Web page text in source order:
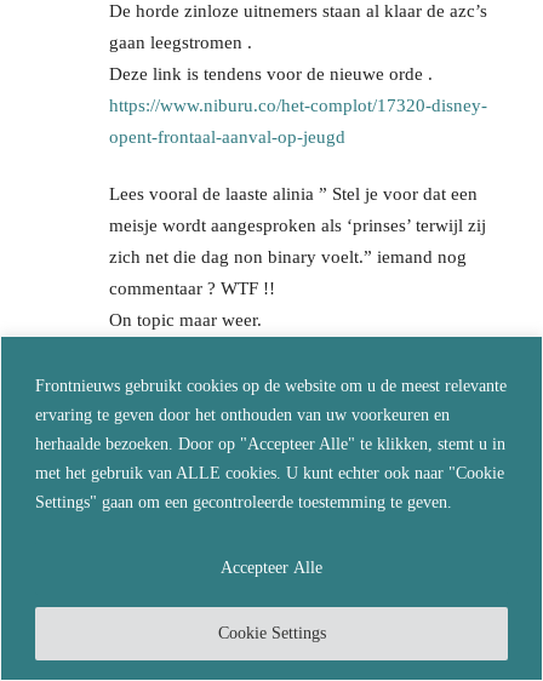
Frontnieuws gebruikt cookies op de website om u de meest relevante
ervaring te geven door het onthouden van uw voorkeuren en
herhaalde bezoeken. Door op "Accepteer Alle" te klikken, stemt u in
met het gebruik van ALLE cookies. U kunt echter ook naar "Cookie
Settings" gaan om een gecontroleerde toestemming te geven.
Cookie Settings
Accepteer Alle
De horde zinloze uitnemers staan al klaar de azc’s
gaan leegstromen .
Deze link is tendens voor de nieuwe orde .
https://www.niburu.co/het-complot/17320-disney-
opent-frontaal-aanval-op-jeugd
Lees vooral de laaste alinia ” Stel je voor dat een
meisje wordt aangesproken als ‘prinses’ terwijl zij
zich net die dag non binary voelt.” iemand nog
commentaar ? WTF !!
On topic maar weer.
Reageer
Immortal
april 20, 2022 Bij 20:41
ik vraag het me af. De vaxxies zouden ook bij de
allemaal angstzaaierij die iets moet bereiken, bijv de
”great reset’. Alsnog zag ik wel heel zielige wezentjes
in de toekomst, maar dat lag aan de fuckzinazies.
Vergeet niet dat ‘ze’ niet zonder hun afzetgebied